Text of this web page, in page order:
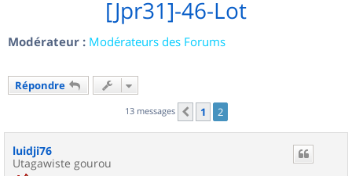
[Jpr31]-46-Lot
Modérateur : Modérateurs des Forums
Répondre
13 messages Précédent
1 2
luidji76
Utagawiste gourou